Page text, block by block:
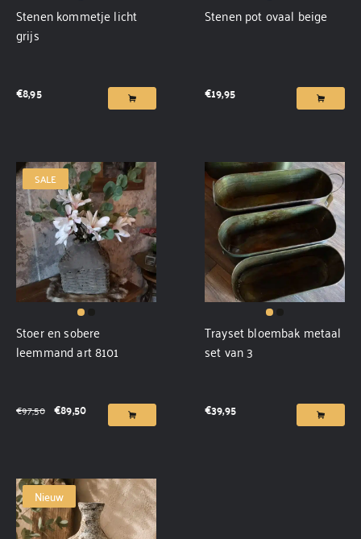
Stenen kommetje licht
grijs
€8,95
Stenen pot ovaal beige
€19,95
SALE
Stoer en sobere
leemmand art 8101
€97,50 €89,50
Trayset bloembak metaal
set van 3
€39,95
Nieuw